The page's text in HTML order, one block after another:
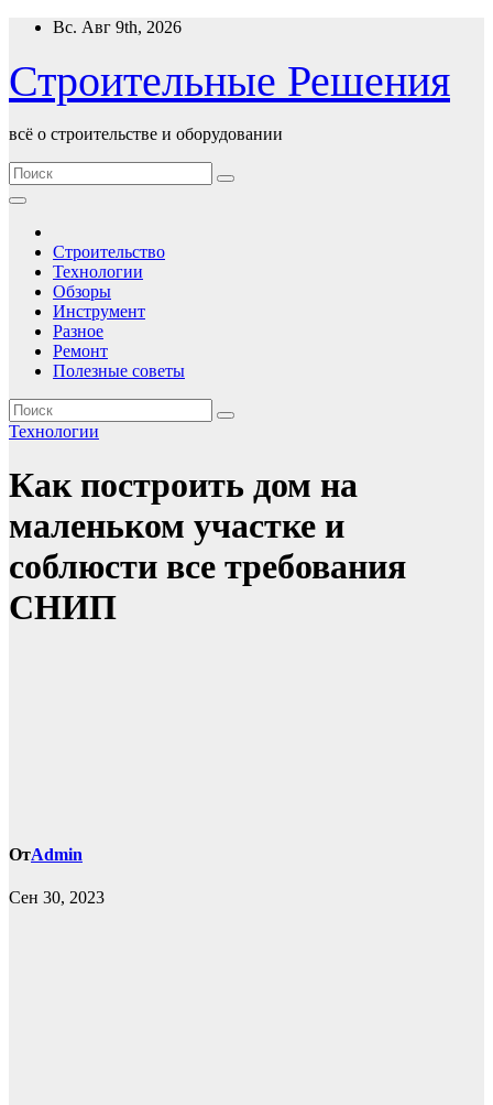
Перейти
содержимому
Вс. Авг 9th, 2026
Строительные Решения
всё о строительстве и оборудовании
Строительство
Технологии
Обзоры
Инструмент
Разное
Ремонт
Полезные советы
Технологии
Как построить дом на
маленьком участке и
соблюсти все требования
СНИП
ОтAdmin
Сен 30, 2023